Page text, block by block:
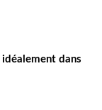
idéalement dans